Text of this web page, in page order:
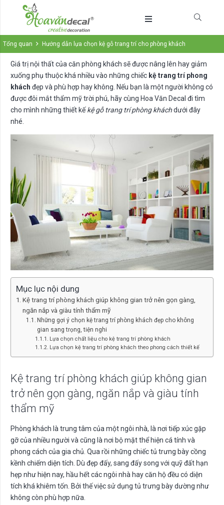
Tổng quan Hướng dẫn lựa chọn kệ gỗ trang trí cho phòng khách
Giá trị nội thất của căn phòng khách sẽ được nâng lên hay giảm
xuống phụ thuộc khá nhiều vào những chiếc kệ trang trí phong
khách đẹp và phù hợp hay không. Nếu bạn là một người không có
được đôi mắt thẩm mỹ trời phú, hãy cùng Hoa Văn Decal đi tìm
cho mình những thiết kếkệ gỗ trang trí phòng kháchdưới đây
nhé.
Mục lục nội dung
Kệ trang trí phòng khách giúp không gian trở nên gọn gàng,
ngăn nắp và giàu tính thẩm mỹ
Những gợi ý chọn kệ trang trí phòng khách đẹp cho không
gian sang trọng, tiện nghi
Lựa chọn chất liệu cho kệ trang trí phòng khách
Lựa chọn kệ trang trí phòng khách theo phong cách thiết kế
Kệ trang trí phòng khách giúp không gian
trở nên gọn gàng, ngăn nắp và giàu tính
thẩm mỹ
Phòng khách là trung tâm của một ngôi nhà, là nơi tiếp xúc gặp
gỡ của nhiều người và cũng là nơi bộ mặt thể hiện cá tính và
phong cách của gia chủ. Qua rồi những chiếc tủ trưng bày cồng
kềnh chiếm diện tích. Dù đẹp đấy, sang đấy song với quỹ đất hạn
hẹp như hiện nay, hầu hết các ngôi nhà hay căn hộ đều có diện
tích khá khiêm tốn. Bởi thế việc sử dụng tủ trưng bày dường như
không còn phù hợp nữa.